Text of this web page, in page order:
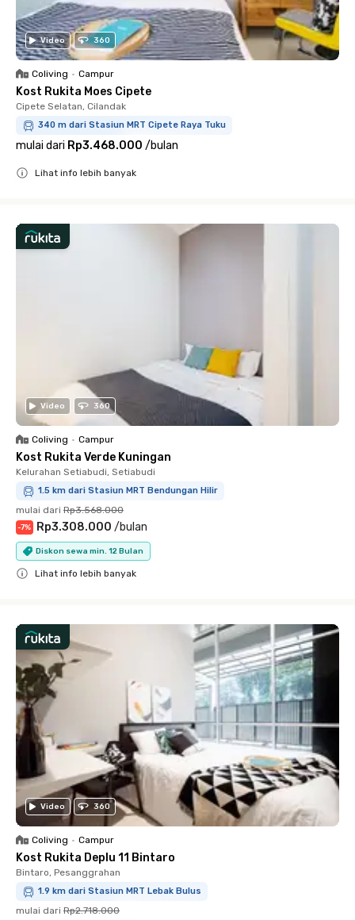
Video 360
Coliving • Campur
Kost Rukita Moes Cipete
Cipete Selatan, Cilandak
340 m dari Stasiun MRT Cipete Raya Tuku
mulai dari Rp3.468.000 /bulan
Lihat info lebih banyak
Video 360
Coliving • Campur
Kost Rukita Verde Kuningan
Kelurahan Setiabudi, Setiabudi
1.5 km dari Stasiun MRT Bendungan Hilir
mulai dari Rp3.568.000
-7% Rp3.308.000 /bulan
Diskon sewa min. 12 Bulan
Lihat info lebih banyak
Video 360
Coliving • Campur
Kost Rukita Deplu 11 Bintaro
Bintaro, Pesanggrahan
1.9 km dari Stasiun MRT Lebak Bulus
mulai dari Rp2.718.000